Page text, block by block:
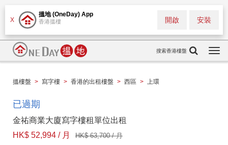
X
搵地 (OneDay) App
香港搵樓 安裝
開啟
搜索香港樓盤
搵樓盤 > 寫字樓 > 香港的出租樓盤 > 西區 > 上環
已過期
金祐商業大廈寫字樓租單位出租
HK$ 52,994 / 月
HK$ 63,700 / 月